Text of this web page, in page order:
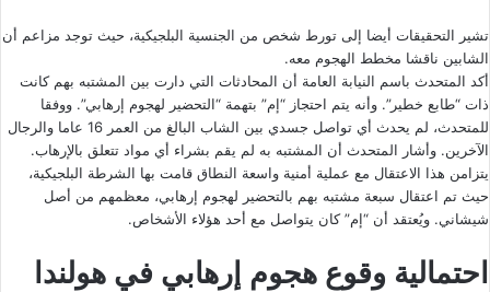
تشير التحقيقات أيضا إلى تورط شخص من الجنسية البلجيكية، حيث توجد مزاعم أن
الشابين ناقشا مخطط الهجوم معه.
أكد المتحدث باسم النيابة العامة أن المحادثات التي دارت بين المشتبه بهم كانت
ذات “طابع خطير”. وأنه يتم احتجاز “إم” بتهمة “التحضير لهجوم إرهابي”. ووفقا
للمتحدث، لم يحدث أي تواصل جسدي بين الشاب البالغ من العمر 16 عاما والرجال
الآخرين. وأشار المتحدث أن المشتبه به لم يقم بشراء أي مواد تتعلق بالإرهاب.
يتزامن هذا الاعتقال مع عملية أمنية واسعة النطاق قامت بها الشرطة البلجيكية،
حيث تم اعتقال سبعة مشتبه بهم بالتحضير لهجوم إرهابي، معظمهم من أصل
شيشاني. ويُعتقد أن “إم” كان يتواصل مع أحد هؤلاء الأشخاص.
احتمالية وقوع هجوم إرهابي في هولندا